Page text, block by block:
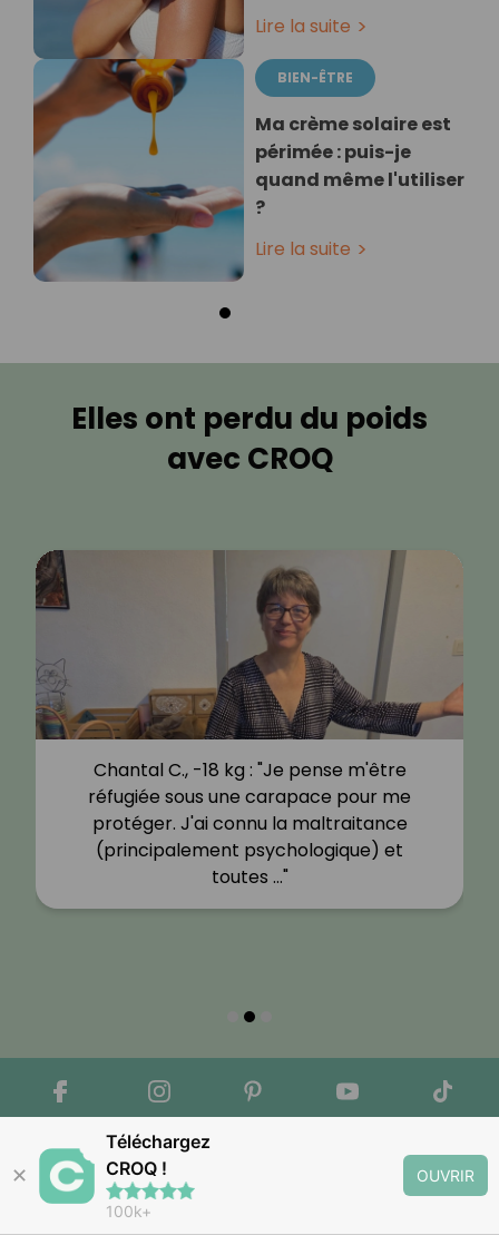
Lire la suite
BIEN-ÊTRE
Ma crème solaire est
périmée : puis-je
quand même l'utiliser
?
Lire la suite
Elles ont perdu du poids
avec CROQ
Chantal C., -18 kg : "Je pense m'être
réfugiée sous une carapace pour me
protéger. J'ai connu la maltraitance
(principalement psychologique) et
toutes …"
✕
Téléchargez
CROQ !
100k+
OUVRIR